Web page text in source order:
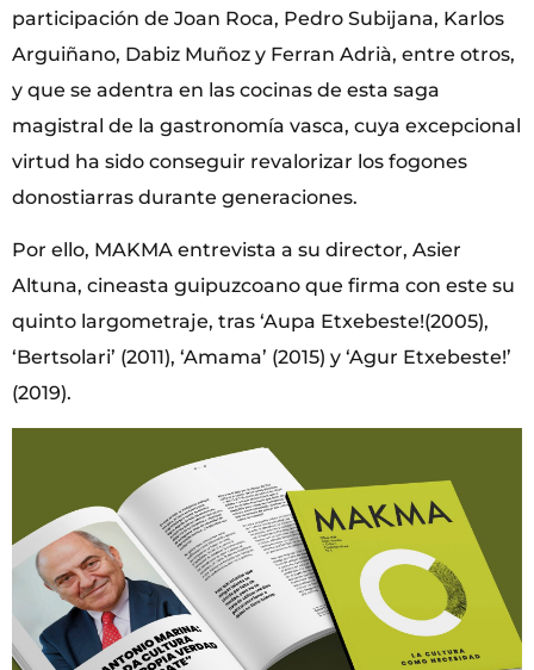
participación de Joan Roca, Pedro Subijana, Karlos
Arguiñano, Dabiz Muñoz y Ferran Adrià, entre otros,
y que se adentra en las cocinas de esta saga
magistral de la gastronomía vasca, cuya excepcional
virtud ha sido conseguir revalorizar los fogones
donostiarras durante generaciones.
Por ello, MAKMA entrevista a su director, Asier
Altuna, cineasta guipuzcoano que firma con este su
quinto largometraje, tras ‘Aupa Etxebeste!(2005),
‘Bertsolari’ (2011), ‘Amama’ (2015) y ‘Agur Etxebeste!’
(2019).